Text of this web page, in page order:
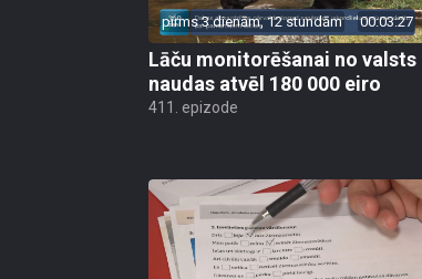
pirms 3 dienām, 12 stundām 00:03:27
Lāču monitorēšanai no valsts
naudas atvēl 180 000 eiro
411. epizode